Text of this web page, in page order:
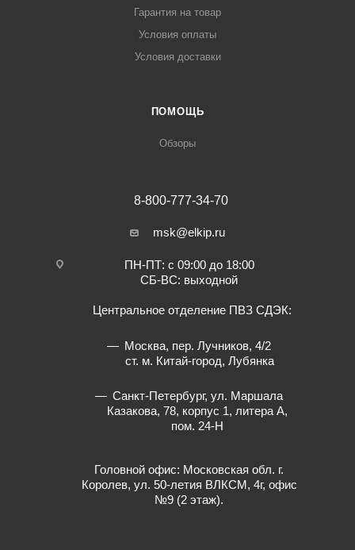
Гарантия на товар
Условия оплаты
Условия доставки
ПОМОЩЬ
Обзоры
8-800-777-34-70
msk@elkip.ru
ПН-ПТ: с 09:00 до 18:00
СБ-ВС: выходной
Центральное отделение ПВЗ СДЭК:
Москва, пер. Лучников, 4/2
ст. м. Китай-город, Лубянка
Санкт-Петербург, ул. Маршала
Казакова, 78, корпус 1, литера А,
пом. 24-Н
Головной офис: Московская обл. г.
Королев, ул. 50-летия ВЛКСМ, 4г, офис
№9 (2 этаж).